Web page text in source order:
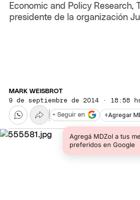
Economic and Policy Research,
presidente de la organización
MARK WEISBROT
9 de septiembre de 2014 · 18:58
+Agregar
Agregá MDZol a tus
preferidos en Google
+ Seguir en